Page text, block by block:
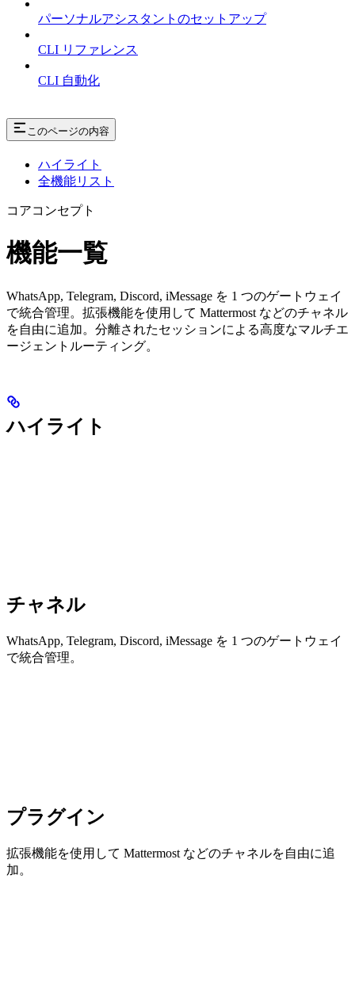
パーソナルアシスタントのセットアップ
CLI リファレンス
CLI 自動化
このページの内容
ハイライト
全機能リスト
コアコンセプト
機能一覧
WhatsApp, Telegram, Discord, iMessage を 1 つのゲートウェイ
で統合管理。拡張機能を使用して Mattermost などのチャネル
を自由に追加。分離されたセッションによる高度なマルチエ
ージェントルーティング。
ハイライト
チャネル
WhatsApp, Telegram, Discord, iMessage を 1 つのゲートウェイ
で統合管理。
プラグイン
拡張機能を使用して Mattermost などのチャネルを自由に追
加。